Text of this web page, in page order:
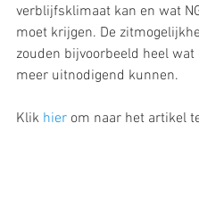
verblijfsklimaat kan en wat
moet krijgen. De
zouden bijvoorbeeld heel wat
meer uitnodigend kunnen.
Klik hier om naar het artikel